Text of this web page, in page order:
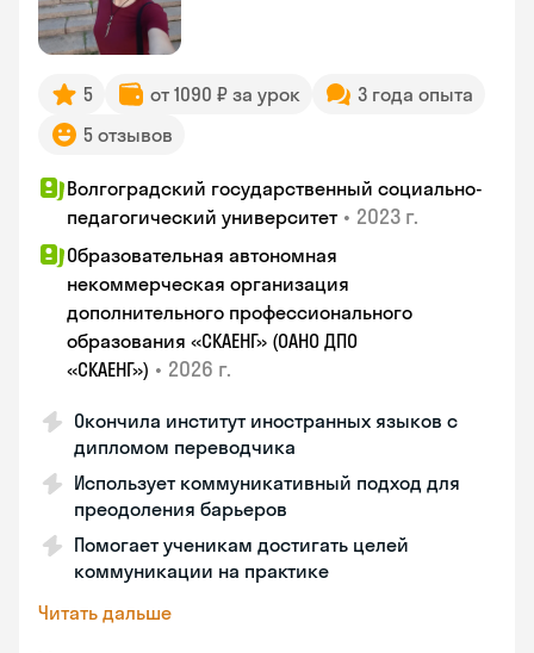
5 от 1090 ₽ за урок
3 года опыта
5 отзывов
Волгоградский государственный социально-
педагогический университет • 2023 г.
Образовательная автономная
некоммерческая организация
дополнительного профессионального
образования «СКАЕНГ» (ОАНО ДПО
«СКАЕНГ») • 2026 г.
Окончила институт иностранных языков с
дипломом переводчика
Использует коммуникативный подход для
преодоления барьеров
Помогает ученикам достигать целей
коммуникации на практике
Читать дальше